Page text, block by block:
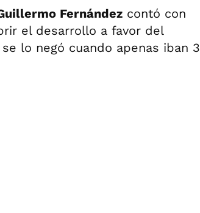
Fernández contó con
el desarrollo a favor del
lo negó cuando apenas iban 3